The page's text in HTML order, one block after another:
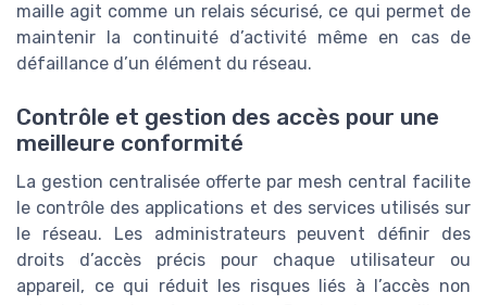
maille agit comme un relais sécurisé, ce qui permet de
maintenir la continuité d’activité même en cas de
défaillance d’un élément du réseau.
Contrôle et gestion des accès pour une
meilleure conformité
La gestion centralisée offerte par mesh central facilite
le contrôle des applications et des services utilisés sur
le réseau. Les administrateurs peuvent définir des
droits d’accès précis pour chaque utilisateur ou
appareil, ce qui réduit les risques liés à l’accès non